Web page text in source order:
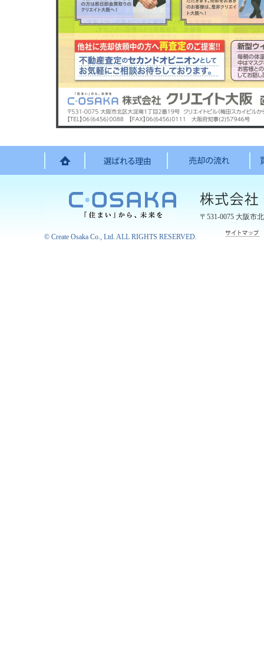
〒531-0075 大阪市
© Create Osaka Co., Ltd. ALL RIGHTS RESERVED.